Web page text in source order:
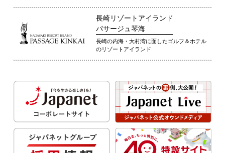
長崎リゾートアイランド
パサージュ琴海
長崎の内海・大村湾に面したゴルフ＆ホテル
のリゾートアイランド